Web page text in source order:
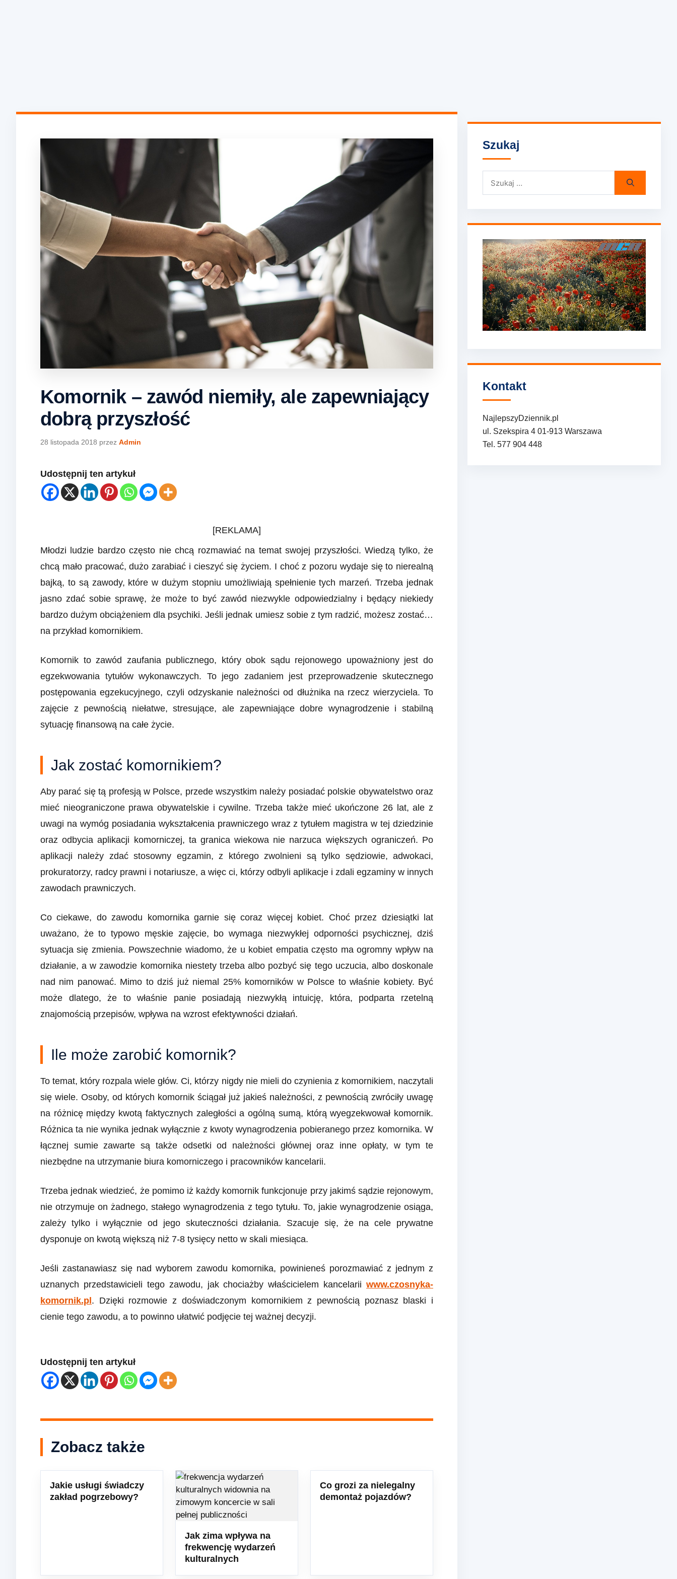
Komornik – zawód niemiły, ale zapewniający
dobrą przyszłość
28 listopada 2018 przez Admin
Udostępnij ten artykuł
[REKLAMA]
Młodzi ludzie bardzo często nie chcą rozmawiać na temat swojej przyszłości. Wiedzą tylko, że
chcą mało pracować, dużo zarabiać i cieszyć się życiem. I choć z pozoru wydaje się to nierealną
bajką, to są zawody, które w dużym stopniu umożliwiają spełnienie tych marzeń. Trzeba jednak
jasno zdać sobie sprawę, że może to być zawód niezwykle odpowiedzialny i będący niekiedy
bardzo dużym obciążeniem dla psychiki. Jeśli jednak umiesz sobie z tym radzić, możesz zostać…
na przykład komornikiem.
Komornik to zawód zaufania publicznego, który obok sądu rejonowego upoważniony jest do
egzekwowania tytułów wykonawczych. To jego zadaniem jest przeprowadzenie skutecznego
postępowania egzekucyjnego, czyli odzyskanie należności od dłużnika na rzecz wierzyciela. To
zajęcie z pewnością niełatwe, stresujące, ale zapewniające dobre wynagrodzenie i stabilną
sytuację finansową na całe życie.
Jak zostać komornikiem?
Aby parać się tą profesją w Polsce, przede wszystkim należy posiadać polskie obywatelstwo oraz
mieć nieograniczone prawa obywatelskie i cywilne. Trzeba także mieć ukończone 26 lat, ale z
uwagi na wymóg posiadania wykształcenia prawniczego wraz z tytułem magistra w tej dziedzinie
oraz odbycia aplikacji komorniczej, ta granica wiekowa nie narzuca większych ograniczeń. Po
aplikacji należy zdać stosowny egzamin, z którego zwolnieni są tylko sędziowie, adwokaci,
prokuratorzy, radcy prawni i notariusze, a więc ci, którzy odbyli aplikacje i zdali egzaminy w innych
zawodach prawniczych.
Co ciekawe, do zawodu komornika garnie się coraz więcej kobiet. Choć przez dziesiątki lat
uważano, że to typowo męskie zajęcie, bo wymaga niezwykłej odporności psychicznej, dziś
sytuacja się zmienia. Powszechnie wiadomo, że u kobiet empatia często ma ogromny wpływ na
działanie, a w zawodzie komornika niestety trzeba albo pozbyć się tego uczucia, albo doskonale
nad nim panować. Mimo to dziś już niemal 25% komorników w Polsce to właśnie kobiety. Być
może dlatego, że to właśnie panie posiadają niezwykłą intuicję, która, podparta rzetelną
znajomością przepisów, wpływa na wzrost efektywności działań.
Ile może zarobić komornik?
To temat, który rozpala wiele głów. Ci, którzy nigdy nie mieli do czynienia z komornikiem, naczytali
się wiele. Osoby, od których komornik ściągał już jakieś należności, z pewnością zwróciły uwagę
na różnicę między kwotą faktycznych zaległości a ogólną sumą, którą wyegzekwował komornik.
Różnica ta nie wynika jednak wyłącznie z kwoty wynagrodzenia pobieranego przez komornika. W
łącznej sumie zawarte są także odsetki od należności głównej oraz inne opłaty, w tym te
niezbędne na utrzymanie biura komorniczego i pracowników kancelarii.
Trzeba jednak wiedzieć, że pomimo iż każdy komornik funkcjonuje przy jakimś sądzie rejonowym,
nie otrzymuje on żadnego, stałego wynagrodzenia z tego tytułu. To, jakie wynagrodzenie osiąga,
zależy tylko i wyłącznie od jego skuteczności działania. Szacuje się, że na cele prywatne
dysponuje on kwotą większą niż 7-8 tysięcy netto w skali miesiąca.
Jeśli zastanawiasz się nad wyborem zawodu komornika, powinieneś porozmawiać z jednym z
uznanych przedstawicieli tego zawodu, jak chociażby właścicielem kancelarii www.czosnyka-
komornik.pl. Dzięki rozmowie z doświadczonym komornikiem z pewnością poznasz blaski i
cienie tego zawodu, a to powinno ułatwić podjęcie tej ważnej decyzji.
Udostępnij ten artykuł
Zobacz także
Jakie usługi świadczy
zakład pogrzebowy?
Jak zima wpływa na
frekwencję wydarzeń
kulturalnych
Co grozi za nielegalny
demontaż pojazdów?
Szukaj
Kontakt
NajlepszyDziennik.pl
ul. Szekspira 4 01-913 Warszawa
Tel. 577 904 448